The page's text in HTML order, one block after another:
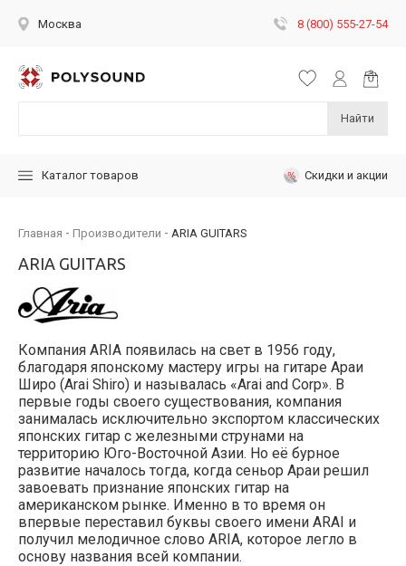
Москва 8 (800) 555-27-54
Найти
Каталог товаров Скидки и акции
Главная Производители ARIA GUITARS
ARIA GUITARS
Компания ARIA появилась на свет в 1956 году,
благодаря японскому мастеру игры на гитаре Араи
Широ (Arai Shiro) и называлась «Arai and Corp». В
первые годы своего существования, компания
занималась исключительно экспортом классических
японских гитар с железными струнами на
территорию Юго-Восточной Азии. Но её бурное
развитие началось тогда, когда сеньор Араи решил
завоевать признание японских гитар на
американском рынке. Именно в то время он
впервые переставил буквы своего имени ARAI и
получил мелодичное слово ARIA, которое легло в
основу названия всей компании.